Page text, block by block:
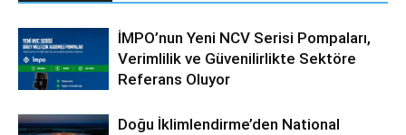
İMPO’nun Yeni NCV Serisi Pompaları,
Verimlilik ve Güvenilirlikte Sektöre
Referans Oluyor
Doğu İklimlendirme’den National